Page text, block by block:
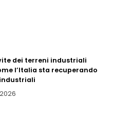
dei terreni industriali
l’Italia sta recuperando